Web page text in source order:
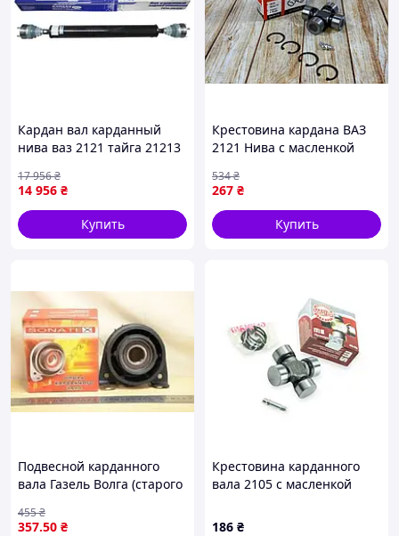
Кардан вал карданный
нива ваз 2121 тайга 21213
шрусовый ЗАО КАРДАН
14 956 ₴
17 956₴
Купить
Крестовина кардана ВАЗ
2121 Нива с масленкой
автомобиля надежная
деталь
267 ₴
534₴
Купить
Подвесной карданного
вала Газель Волга (старого
Завод) М 0703213 З 5563
357.50 ₴
455₴
Крестовина карданного
вала 2105 с масленкой
186 ₴